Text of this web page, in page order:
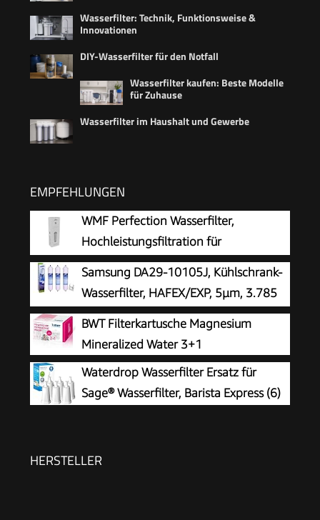
Wasserfilter: Technik, Funktionsweise &
Innovationen
DIY-Wasserfilter für den Notfall
Wasserfilter kaufen: Beste Modelle
für Zuhause
Wasserfilter im Haushalt und Gewerbe
EMPFEHLUNGEN
WMF Perfection Wasserfilter,
Hochleistungsfiltration für
kompromisslos reines Kaffeearoma
und optimalen Geschmack, verlängert die
Lebensdauer, reduziert Kalkablagerungen
Samsung DA29-10105J, Kühlschrank-
Wasserfilter, HAFEX/EXP, 5µm, 3.785
Liter, 6 Monate
BWT Filterkartusche Magnesium
Mineralized Water 3+1
Waterdrop Wasserfilter Ersatz für
Sage® Wasserfilter, Barista Express (6)
HERSTELLER